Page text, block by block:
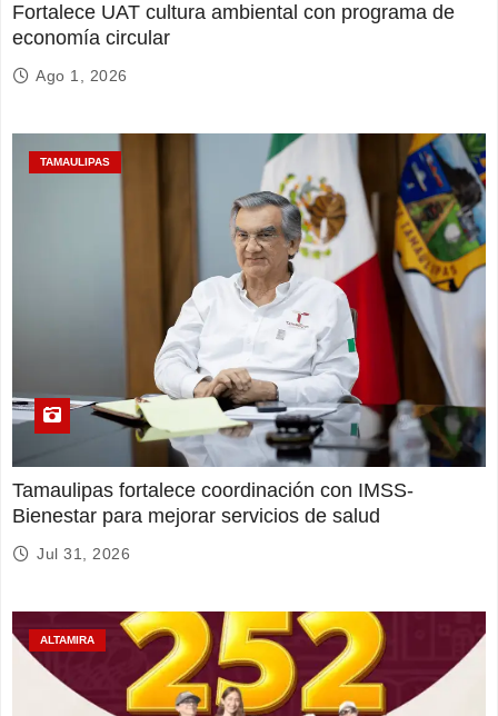
Fortalece UAT cultura ambiental con programa de
economía circular
Ago 1, 2026
TAMAULIPAS
Tamaulipas fortalece coordinación con IMSS-
Bienestar para mejorar servicios de salud
Jul 31, 2026
ALTAMIRA